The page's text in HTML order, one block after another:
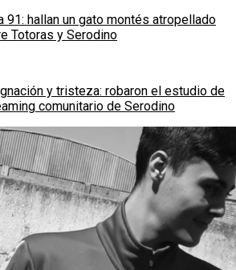
91: hallan un gato montés atropellado
Totoras y Serodino
y tristeza: robaron el estudio de
comunitario de Serodino